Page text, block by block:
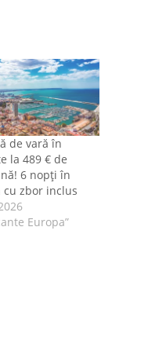
de vară în
la 489 € de
6 nopți în
cu zbor inclus
Europa”